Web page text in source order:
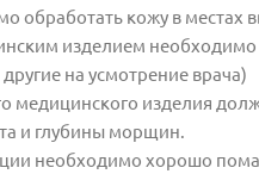
обработать кожу в
изделием
на усмотрение врача)
медицинского изделия
и глубины морщин.
необходимо хорошо